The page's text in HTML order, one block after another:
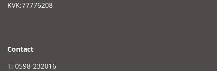
KVK:77776208
Contact
T: 0598-232016